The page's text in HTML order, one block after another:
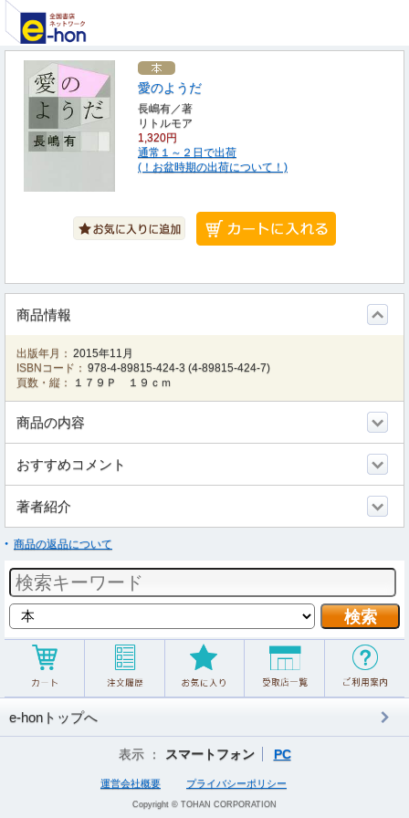
愛のようだ
長嶋有／著
リトルモア
1,320円
通常１～２日で出荷
(！お盆時期の出荷について！)
商品情報
出版年月： 2015年11月
ISBNコード： 978-4-89815-424-3 (4-89815-424-7)
頁数・縦：
１７９Ｐ １９ｃｍ
商品の内容
おすすめコメント
著者紹介
商品の返品について
e-honトップへ
表示 ： スマートフォン PC
運営会社概要 プライバシーポリシー
Copyright © TOHAN CORPORATION